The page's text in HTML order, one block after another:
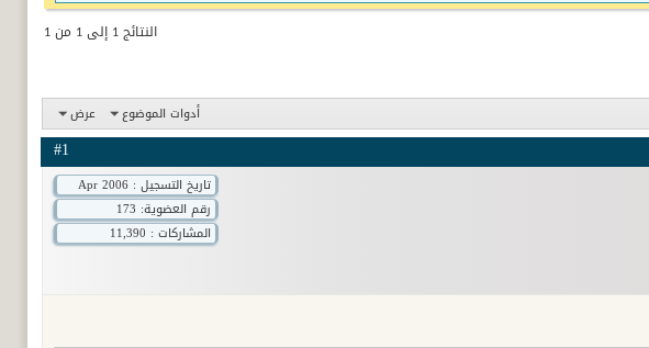
النتائج 1 إلى 1 من 1
أدوات الموضوع عرض
#1
تاريخ التسجيل : Apr 2006
رقم العضوية:
المشاركات : 11,390